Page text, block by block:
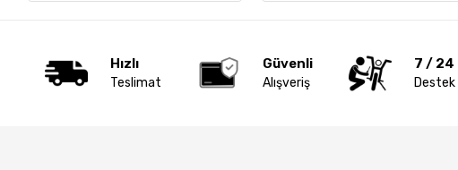
Hızlı
Teslimat
Güvenli
Alışveriş
7 / 24
Destek